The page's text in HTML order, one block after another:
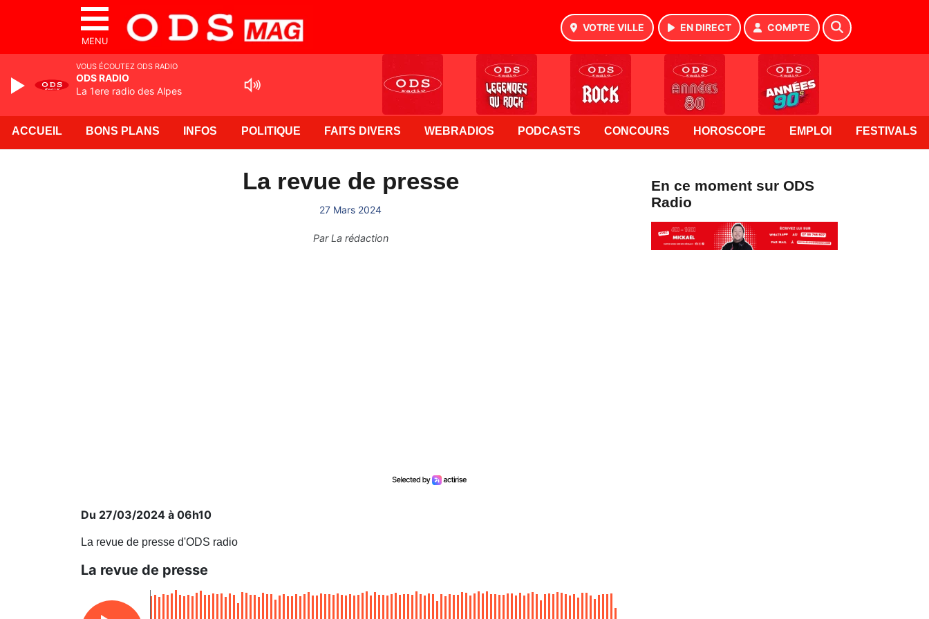
MENU
VOTRE VILLE EN DIRECT COMPTE
ACCUEIL BONS PLANS INFOS POLITIQUE FAITS DIVERS WEBRADIOS PODCASTS CONCOURS HOROSCOPE EMPLOI FESTIVALS
La revue de presse
27 Mars 2024
ParLa rédaction
Du 27/03/2024 à 06h10
La revue de presse d'ODS radio
La revue de presse
En ce moment sur ODS
Radio
VOUS ÉCOUTEZ ODS RADIO
ODS RADIO
La 1ere radio des Alpes